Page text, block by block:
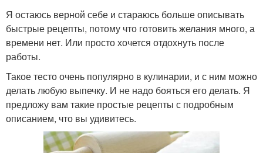
Я остаюсь верной себе и стараюсь больше описывать
быстрые рецепты, потому что готовить желания много, а
времени нет. Или просто хочется отдохнуть после
работы.
Такое тесто очень популярно в кулинарии, и с ним можно
делать любую выпечку. И не надо бояться его делать. Я
предложу вам такие простые рецепты с подробным
описанием, что вы удивитесь.